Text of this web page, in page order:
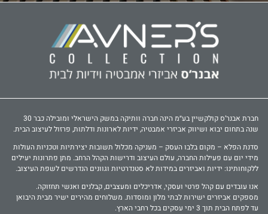
חברת אבנר‘ס קולקשיין בע״מ הינה חברה וותיקה במשק הישראלי ומובילה כבר 30
שנה בתחום יבוא ושיווק אביזרי אמבטיה, ידיות לארונות ודלתות, פרזול לעיצוב הבית.
סדנת הפלא – מקום בלבו העסק – מעניקה מכלול תשובות יצירתיות וטכניות העולות
מידי יום עם פעילות החברה, עולם העיצוב ודרישות הקהל הרחב. מתן פתרונות יעילים
ללקוחותינו: ידיות ואביזרים במידות לא סטנדרטיות וגוונים הנדרשים לשפת העיצוב.
אנו עובדים עם קהל פרטי ועסקי, אדריכלים ומעצבים, קבלנים ואנשי תחזוקה.
מספקים אביזרים ישירות לבתי מלון ומוסדות. משלוחים מהירים ישיר מבית היבואן
עד לפתח הבית תוך 3 ימי עסקים בכל רחבי הארץ.